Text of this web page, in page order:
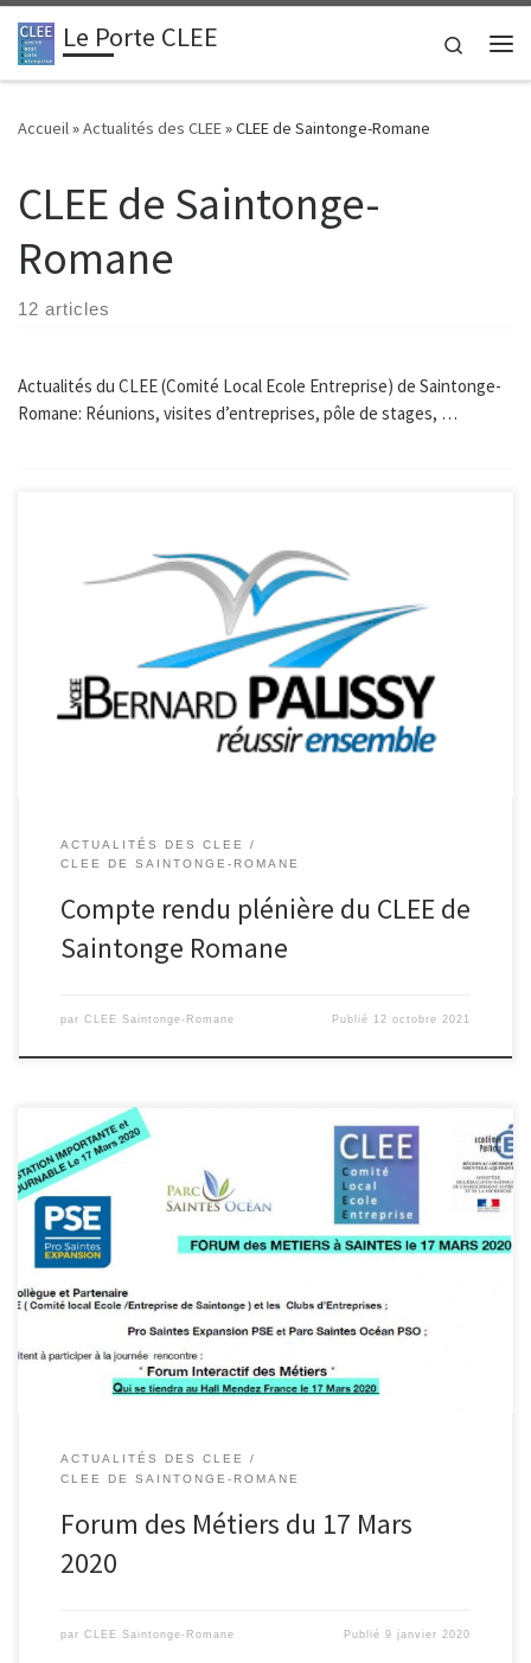
Passer au contenu
Le Porte CLEE
Search
Accueil»Actualités des CLEE»CLEE de Saintonge-Romane
CLEE de Saintonge-
Romane
12 articles
Actualités du CLEE (Comité Local Ecole Entreprise) de Saintonge-
Romane: Réunions, visites d’entreprises, pôle de stages, …
Ordre du jour : Ouverture de la réunion, Présentation des
membres présents et implication dans le CLÉE Composition du
COPIL Propositions d’actions – Projets 2021-2022 Site internet «
leporteclee.fr » Questions diverses 1 Ouverture de la réunion M.
Ciret commence par indiquer qu’il est heureux d’être à la tête du
ACTUALITÉS DES CLEE
CLEE DE SAINTONGE-ROMANE
Compte rendu plénière du CLEE de
Saintonge Romane
par CLEE Saintonge-Romane Publié 12 octobre 2021
Forum Interactif des Métiers * Les Participants : -Nous
Professionnels , les Professeurs des collèges qui accompagnerons
les élèves de 3ème ; Les Lycées professionnels , centres
d’apprentissages , organismes de formations divers Pour quel
objectif: Faire découvrir à plus de 900 jeunes de 3 ème les
diﬀérents métiers de […]
ACTUALITÉS DES CLEE
CLEE DE SAINTONGE-ROMANE
Forum des Métiers du 17 Mars
2020
par CLEE Saintonge-Romane Publié9 janvier 2020